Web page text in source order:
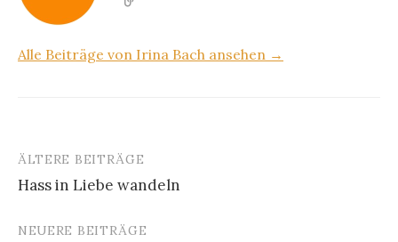
Alle Beiträge von Irina Bach ansehen →
Beitragsnavigation
ÄLTERE BEITRÄGE
Hass in Liebe wandeln
NEUERE BEITRÄGE